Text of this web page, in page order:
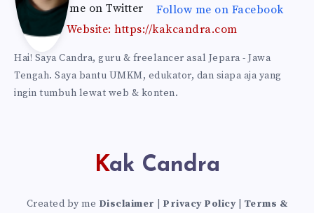
dra
Follow me on Twitter
Follow me on Facebook
Website: https://kakcandra.com
Hai! Saya Candra, guru & freelancer asal Jepara - Jawa
Tengah. Saya bantu UMKM, edukator, dan siapa aja yang
ingin tumbuh lewat web & konten.
Kak Candra
Created by me Disclaimer Privacy Policy| Terms &